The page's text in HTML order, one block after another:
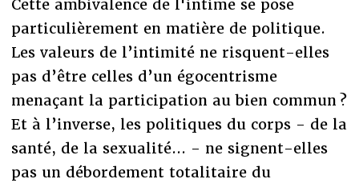
Cette ambivalence de l'intime se pose
particulièrement en matière de politique.
Les valeurs de l’intimité ne risquent-elles
pas d’être celles d’un égocentrisme
menaçant la participation au bien commun ?
Et à l’inverse, les politiques du corps - de la
santé, de la sexualité... - ne signent-elles
pas un débordement totalitaire du